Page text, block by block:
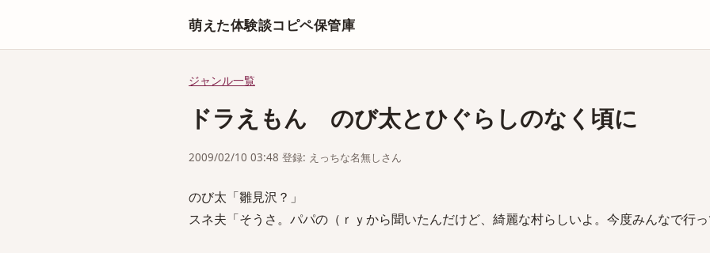
萌えた体験談コピペ保管庫
ジャンル一覧
ドラえもん のび太とひぐらしのなく頃に
2009/02/10 03:48 登録: えっちな名無しさん
のび太「雛見沢？」
スネ夫「そうさ。パパの（ｒｙから聞いたんだけど、綺麗な村らしいよ。今度みんなで行